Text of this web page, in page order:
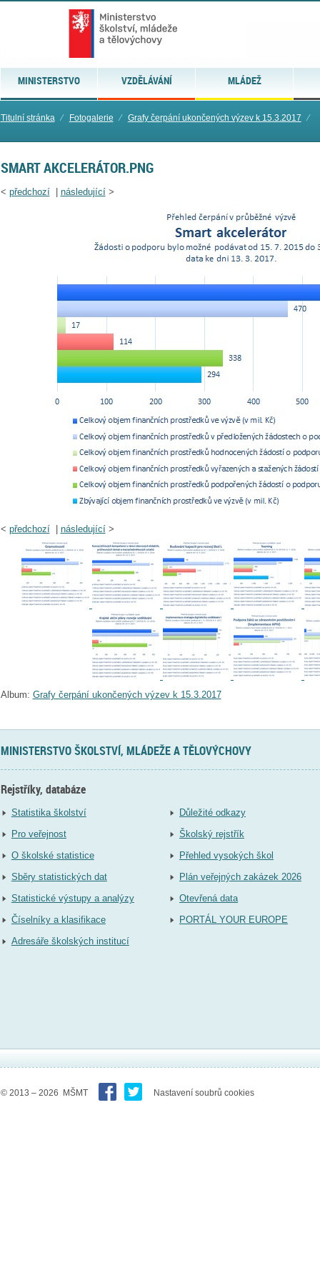
MINISTERSTVO VZDĚLÁVÁNÍ MLÁDEŽ
Titulní stránka ⁄ Fotogalerie ⁄ Grafy čerpání ukončených výzev k 15.3.2017 ⁄
SMART AKCELERÁTOR.PNG
< předchozí| následující>
< předchozí| následující>
Album: Grafy čerpání ukončených výzev k 15.3.2017
MINISTERSTVO ŠKOLSTVÍ, MLÁDEŽE A TĚLOVÝCHOVY
Rejstříky, databáze
Statistika školství
Pro veřejnost
O školské statistice
Sběry statistických dat
Statistické výstupy a analýzy
Číselníky a klasifikace
Adresáře školských institucí
Důležité odkazy
Školský rejstřík
Přehled vysokých škol
Plán veřejných zakázek 2026
Otevřená data
PORTÁL YOUR EUROPE
© 2013 – 2026 MŠMT Nastavení soubrů cookies